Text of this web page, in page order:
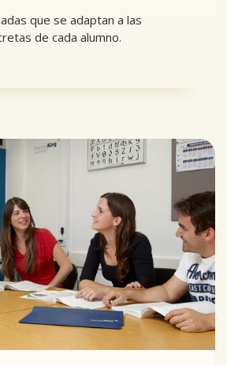
que se adaptan a las
de cada alumno.